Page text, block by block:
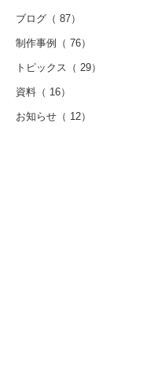
ブログ （ 87）
制作事例 （ 76）
トピックス （ 29）
資料 （ 16）
お知らせ （ 12）